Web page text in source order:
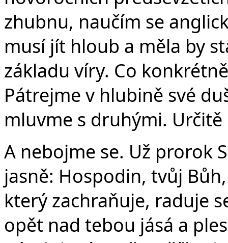
zhubnu, naučím se
musí jít hloub a měla by
základu víry. Co
Pátrejme v hlubině své
mluvme s druhými.
A nebojme se. Už prorok
jasně: Hospodin, tvůj
který zachraňuje, raduje
opět nad tebou jásá a